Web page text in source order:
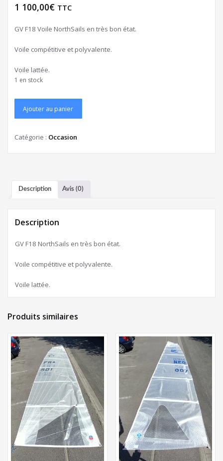
1 100,00€ TTC
GV F18 Voile NorthSails en très bon état.
Voile compétitive et polyvalente.
Voile lattée.
1 en stock
Ajouter au panier
Catégorie : Occasion
Description Avis (0)
Description
GV F18 NorthSails en très bon état.
Voile compétitive et polyvalente.
Voile lattée.
Produits similaires